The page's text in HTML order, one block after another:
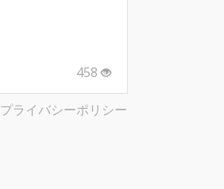
458
プライバシーポリシー